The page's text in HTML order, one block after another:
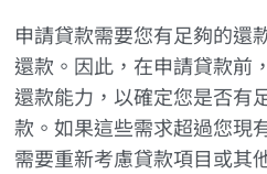
申請貸款需要您有足夠的還
還款。因此，在申請貸款前
還款能力，以確定您是否有
款。如果這些需求超過您現
需要重新考慮貸款項目或其